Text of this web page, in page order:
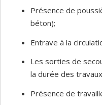
Présence de
béton);
Entrave à la
Les sorties de
la durée des
Présence de